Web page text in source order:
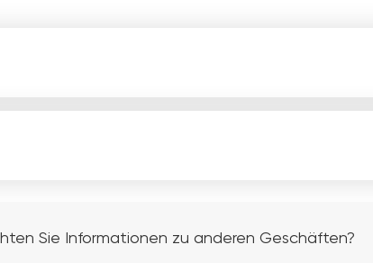
Sie Informationen zu anderen Geschäften?